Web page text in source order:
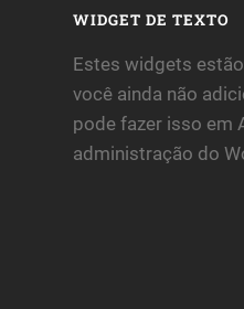
WIDGET DE TEXTO
Estes widgets
você ainda não
pode fazer isso em
administração do